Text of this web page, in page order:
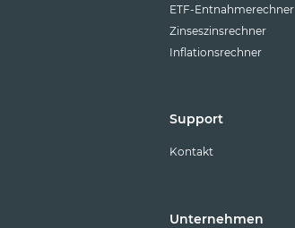
ETF-Entnahmerechner
Zinseszinsrechner
Inflationsrechner
Support
Kontakt
Unternehmen